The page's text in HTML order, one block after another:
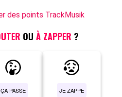
des points TrackMusik
OU À ZAPPER ?
ÇA PASSE JE ZAPPE